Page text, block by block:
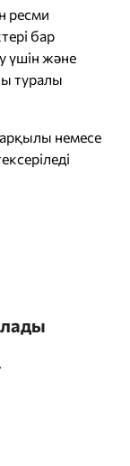
ресми
бар
үшін және
туралы
немесе